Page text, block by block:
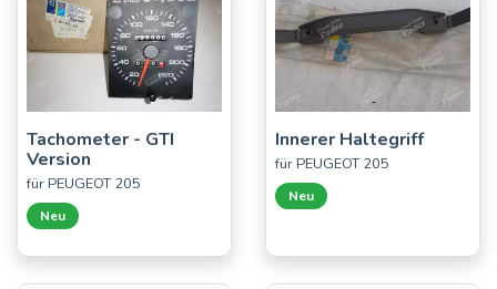
Tachometer - GTI
Version
für PEUGEOT 205
Neu
Innerer Haltegriff
für PEUGEOT 205
Neu